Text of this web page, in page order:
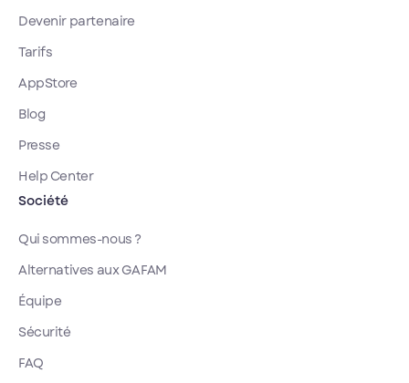
Devenir partenaire
Tarifs
AppStore
Blog
Presse
Help Center
Société
Qui sommes-nous ?
Alternatives aux GAFAM
Équipe
Sécurité
FAQ